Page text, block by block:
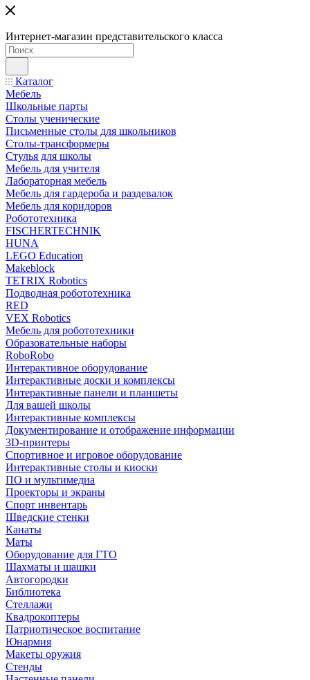
Интернет-магазин представительского класса
Каталог
Мебель
Школьные парты
Столы ученические
Письменные столы для школьников
Столы-трансформеры
Стулья для школы
Мебель для учителя
Лабораторная мебель
Мебель для гардероба и раздевалок
Мебель для коридоров
Робототехника
FISCHERTECHNIK
HUNA
LEGO Education
Makeblock
TETRIX Robotics
Подводная робототехника
RED
VEX Robotics
Мебель для робототехники
Образовательные наборы
RoboRobo
Интерактивное оборудование
Интерактивные доски и комплексы
Интерактивные панели и планшеты
Для вашей школы
Интерактивные комплексы
Документирование и отображение информации
3D-принтеры
Спортивное и игровое оборудование
Интерактивные столы и киоски
ПО и мультимедиа
Проекторы и экраны
Спорт инвентарь
Шведские стенки
Канаты
Маты
Оборудование для ГТО
Шахматы и шашки
Автогородки
Библиотека
Стеллажи
Квадрокоптеры
Патриотическое воспитание
Юнармия
Макеты оружия
Стенды